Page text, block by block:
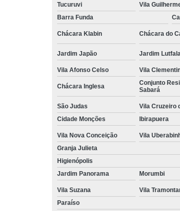
Tucuruvi Vila
Barra Funda
Chácara Klabin Chácara do
Jardim Japão Jardim Lutfala
Vila Afonso Celso Vila
Chácara Inglesa
Conjunto
Sabará
São Judas Vila Cruzeiro
Cidade Monções
Ibirapuera
Vila Nova Conceição Vila
Granja Julieta
Higienópolis
Jardim Panorama
Morumbi
Vila Suzana
Vila
Paraíso